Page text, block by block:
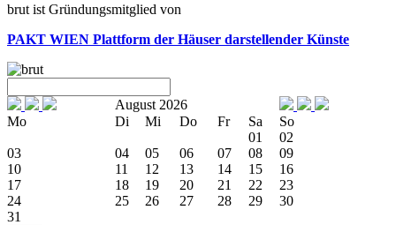
brut ist Gründungsmitglied von
PAKT WIEN Plattform der Häuser darstellender Künste
August 2026
Mo
Di Mi Do Fr Sa
So
01
02
03
04 05 06 07 08
09
10
11 12 13 14 15
16
17
18 19 20 21 22
23
24
25 26 27 28 29
30
31